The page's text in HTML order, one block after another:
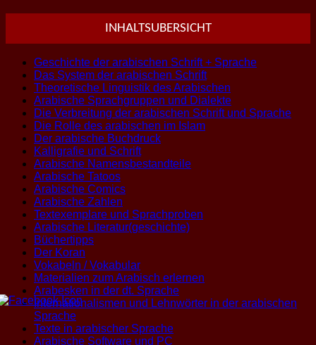
INHALTSUBERSICHT
Geschichte der arabischen Schrift + Sprache
Das System der arabischen Schrift
Theoretische Linguistik des Arabischen
Arabische Sprachgruppen und Dialekte
Die Verbreitung der arabischen Schrift und Sprache
Die Rolle des arabischen im Islam
Der arabische Buchdruck
Kalligrafie und Schrift
Arabische Namensbestandteile
Arabische Tatoos
Arabische Comics
Arabische Zahlen
Textexemplare und Sprachproben
Arabische Literatur(geschichte)
Büchertipps
Der Koran
Vokabeln / Vokabular
Materialien zum Arabisch erlernen
Arabesken in der dt. Sprache
Internationalismen und Lehnwörter in der arabischen
Sprache
Texte in arabischer Sprache
Arabische Software und PC